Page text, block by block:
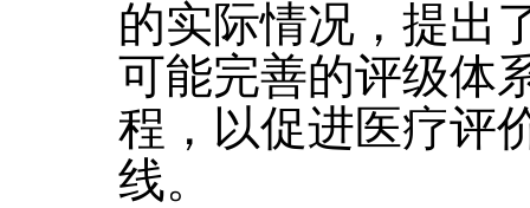
的实际情况，提出
可能完善的评级体
程，以促进医疗评
线。